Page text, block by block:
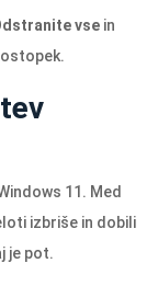
vse in
11. Med
izbriše in dobili
je pot.